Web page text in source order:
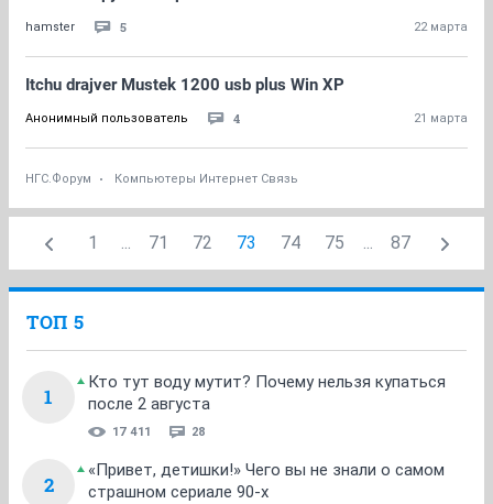
hamster 5 22 марта
Itchu drajver Mustek 1200 usb plus Win XP
Анонимный пользователь 4 21 марта
НГС.Форум Компьютеры Интернет Связь
1 ... 71 72 73 74 75 ... 87
ТОП 5
1
Кто тут воду мутит? Почему нельзя купаться
после 2 августа
17 411 28
2
«Привет, детишки!» Чего вы не знали о самом
страшном сериале 90-х